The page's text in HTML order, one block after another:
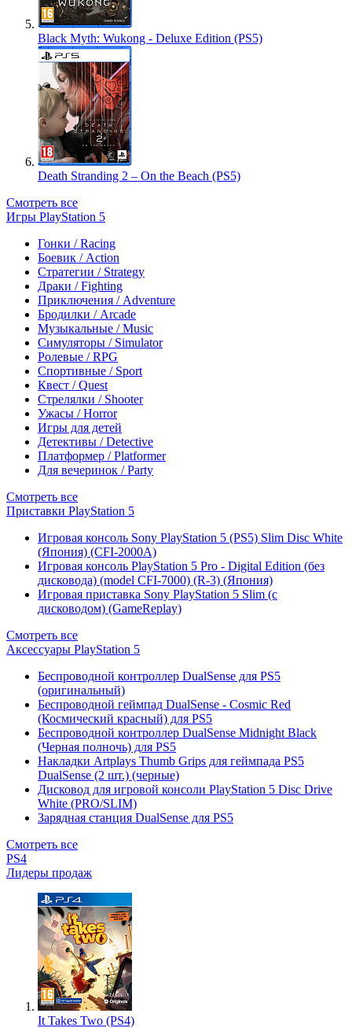
Black Myth: Wukong - Deluxe Edition (PS5)
Death Stranding 2 – On the Beach (PS5)
Смотреть все
Игры PlayStation 5
Гонки / Racing
Боевик / Action
Стратегии / Strategy
Драки / Fighting
Приключения / Adventure
Бродилки / Arcade
Музыкальные / Music
Симуляторы / Simulator
Ролевые / RPG
Спортивные / Sport
Квест / Quest
Стрелялки / Shooter
Ужасы / Horror
Игры для детей
Детективы / Detective
Платформер / Platformer
Для вечеринок / Party
Смотреть все
Приставки PlayStation 5
Игровая консоль Sony PlayStation 5 (PS5) Slim Disc White
(Япония) (CFI-2000A)
Игровая консоль PlayStation 5 Pro - Digital Edition (без
дисковода) (model CFI-7000) (R-3) (Япония)
Игровая приставка Sony PlayStation 5 Slim (с
дисководом) (GameReplay)
Смотреть все
Аксессуары PlayStation 5
Беспроводной контроллер DualSense для PS5
(оригинальный)
Беспроводной геймпад DualSense - Cosmic Red
(Космический красный) для PS5
Беспроводной контроллер DualSense Midnight Black
(Черная полночь) для PS5
Накладки Artplays Thumb Grips для геймпада PS5
DualSense (2 шт.) (черные)
Дисковод для игровой консоли PlayStation 5 Disc Drive
White (PRO/SLIM)
Зарядная станция DualSense для PS5
Смотреть все
PS4
Лидеры продаж
It Takes Two (PS4)